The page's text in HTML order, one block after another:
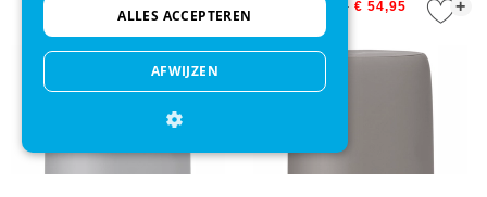
+
€ 74,95 € 54,95
ALLES ACCEPTEREN
AFWIJZEN